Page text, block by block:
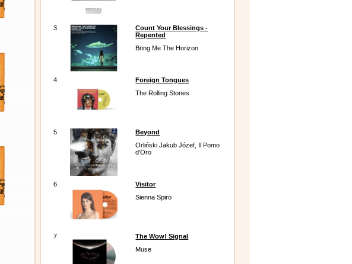
3
Count Your Blessings -
Repented
Bring Me The Horizon
4
Foreign Tongues
The Rolling Stones
5
Beyond
Orliński Jakub Józef, Il Pomo
d'Oro
6
Visitor
Sienna Spiro
7
The Wow! Signal
Muse